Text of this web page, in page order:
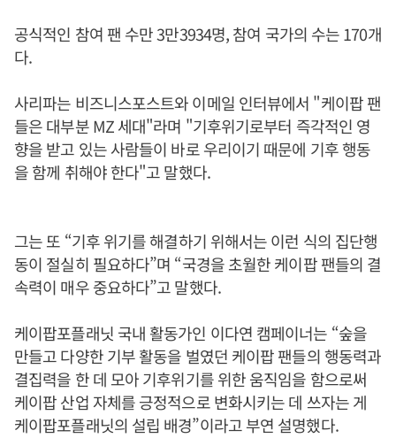
공식적인 참여 팬 수만 3만3934명, 참여 국가의 수는 170개
다.
사리파는 비즈니스포스트와 이메일 인터뷰에서 "케이팝 팬
들은 대부분 MZ 세대"라며 "기후위기로부터 즉각적인 영
향을 받고 있는 사람들이 바로 우리이기 때문에 기후 행동
을 함께 취해야 한다"고 말했다.
그는 또 “기후 위기를 해결하기 위해서는 이런 식의 집단행
동이 절실히 필요하다”며 “국경을 초월한 케이팝 팬들의 결
속력이 매우 중요하다”고 말했다.
케이팝포플래닛 국내 활동가인 이다연 캠페이너는 “숲을
만들고 다양한 기부 활동을 벌였던 케이팝 팬들의 행동력과
결집력을 한 데 모아 기후위기를 위한 움직임을 함으로써
케이팝 산업 자체를 긍정적으로 변화시키는 데 쓰자는 게
케이팝포플래닛의 설립 배경”이라고 부연 설명했다.